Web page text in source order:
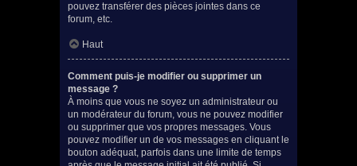
pouvez transférer des pièces jointes dans ce
forum, etc.
Haut
Comment puis-je modifier ou supprimer un
message ?
À moins que vous ne soyez un administrateur ou
un modérateur du forum, vous ne pouvez modifier
ou supprimer que vos propres messages. Vous
pouvez modifier un de vos messages en cliquant le
bouton adéquat, parfois dans une limite de temps